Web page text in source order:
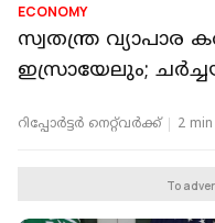
ECONOMY
സ്വതന്ത്ര വ്യാപാര
ഇസ്രായേലും;
റിപ്പോർട്ടർ നെറ്റ്‌വര്‍ക്ക്‌ 2
To